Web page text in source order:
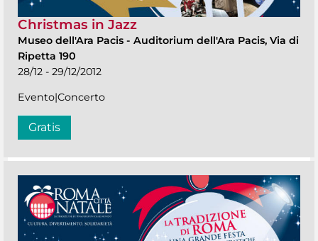
Christmas in Jazz
Museo dell'Ara Pacis - Auditorium dell'Ara Pacis, Via di
Ripetta 190
28/12 - 29/12/2012
Evento|Concerto
Gratis